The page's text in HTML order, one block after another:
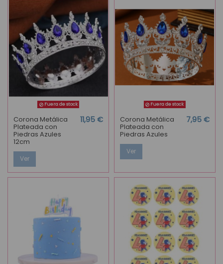
Fuera de stock
Corona Metálica
Plateada con
Piedras Azules
12cm
11,95 €
Ver
Fuera de stock
Corona Metálica
Plateada con
Piedras Azules
7,95 €
Ver